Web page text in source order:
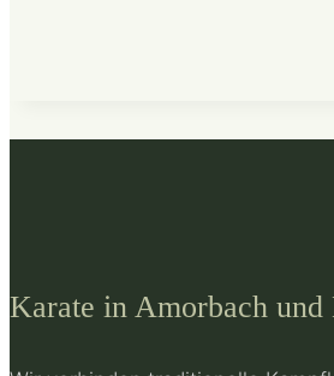
Karate in Amorbach und